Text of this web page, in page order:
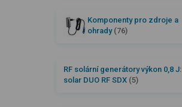
Komponenty pro zdroje a
ohrady (76)
RF solární generátory výkon 0,8 J:
solar DUO RF SDX (5)